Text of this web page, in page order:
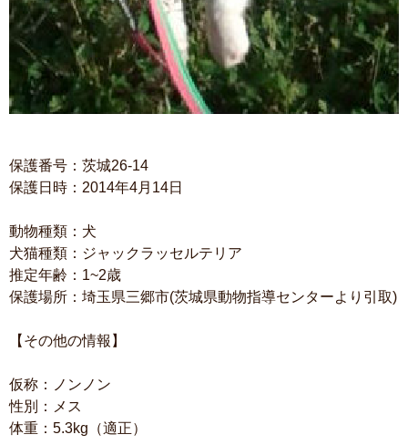
保護番号：茨城26-14
保護日時：2014年4月14日
動物種類：犬
犬猫種類：ジャックラッセルテリア
推定年齢：1~2歳
保護場所：埼玉県三郷市(茨城県動物指導センターより引取)
【その他の情報】
仮称：ノンノン
性別：メス
体重：5.3kg（適正）